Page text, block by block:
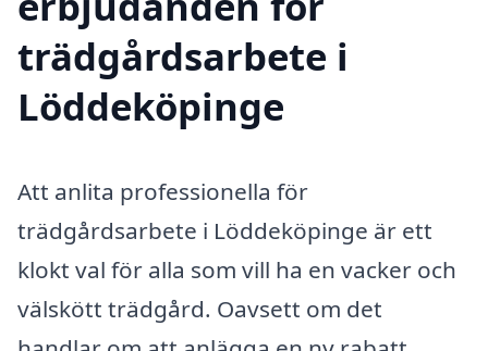
trädgårdsarbete i
Löddeköpinge
Att anlita professionella för
trädgårdsarbete i Löddeköpinge är ett
klokt val för alla som vill ha en vacker och
välskött trädgård. Oavsett om det